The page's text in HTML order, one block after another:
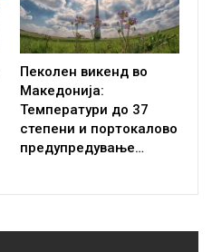
Пеколен викенд во
Македонија:
Температури до 37
степени и портокалово
предупредување…